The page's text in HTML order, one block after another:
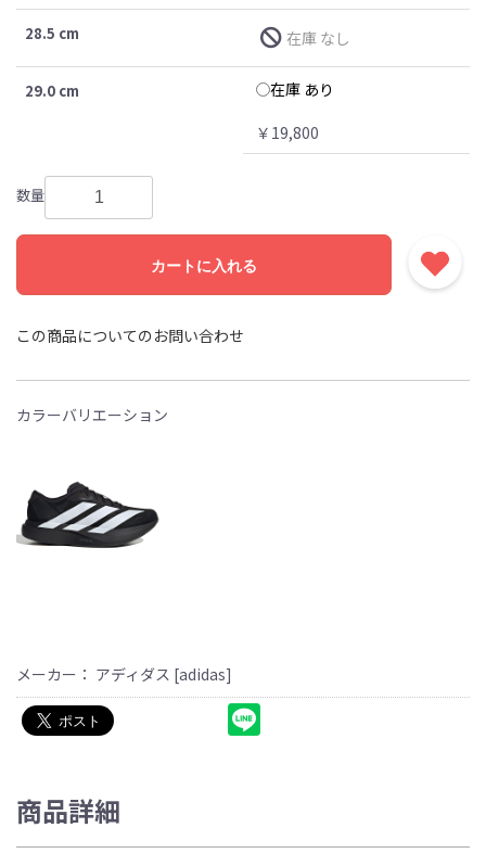
28.5 cm 在庫 なし
29.0 cm
在庫 あり
￥19,800
数量
カートに入れる
この商品についてのお問い合わせ
カラーバリエーション
メーカー： アディダス [adidas]
商品詳細